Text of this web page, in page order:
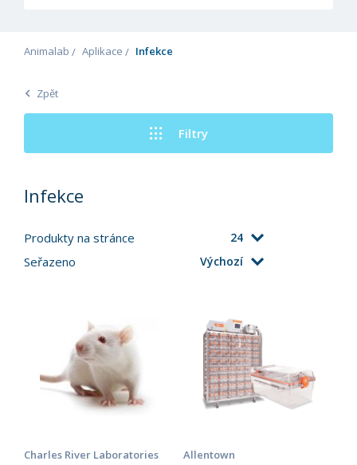
Animalab Aplikace Infekce
Zpět
Filtry
Infekce
Produkty na stránce 24
Seřazeno Výchozí
Charles River Laboratories Allentown